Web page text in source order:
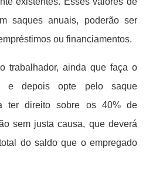
saques anuais, poderão ser
ou financiamentos.
trabalhador, ainda que faça o
e depois opte pelo saque
ter direito sobre os 40% de
sem justa causa, que deverá
do saldo que o empregado